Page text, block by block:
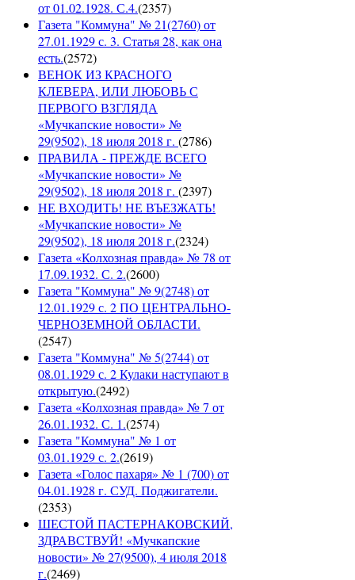
от 01.02.1928. С.4.(2357)
Газета "Коммуна" № 21(2760) от
27.01.1929 с. 3. Статья 28, как она
есть.(2572)
ВЕНОК ИЗ КРАСНОГО
КЛЕВЕРА, ИЛИ ЛЮБОВЬ С
ПЕРВОГО ВЗГЛЯДА
«Мучкапские новости» №
29(9502), 18 июля 2018 г. (2786)
ПРАВИЛА - ПРЕЖДЕ ВСЕГО
«Мучкапские новости» №
29(9502), 18 июля 2018 г. (2397)
НЕ ВХОДИТЬ! НЕ ВЪЕЗЖАТЬ!
«Мучкапские новости» №
29(9502), 18 июля 2018 г.(2324)
Газета «Колхозная правда» № 78 от
17.09.1932. С. 2.(2600)
Газета "Коммуна" № 9(2748) от
12.01.1929 с. 2 ПО ЦЕНТРАЛЬНО-
ЧЕРНОЗЕМНОЙ ОБЛАСТИ.
(2547)
Газета "Коммуна" № 5(2744) от
08.01.1929 с. 2 Кулаки наступают в
открытую.(2492)
Газета «Колхозная правда» № 7 от
26.01.1932. С. 1.(2574)
Газета "Коммуна" № 1 от
03.01.1929 с. 2.(2619)
Газета «Голос пахаря» № 1 (700) от
04.01.1928 г. СУД. Поджигатели.
(2353)
ШЕСТОЙ ПАСТЕРНАКОВСКИЙ,
ЗДРАВСТВУЙ! «Мучкапские
новости» № 27(9500), 4 июля 2018
г.(2469)